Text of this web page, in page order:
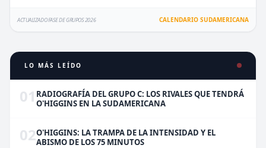
ACTUALIZADO FASE DE GRUPOS 2026 CALENDARIO SUDAMERICANA
LO MÁS LEÍDO
01 RADIOGRAFÍA DEL GRUPO C: LOS RIVALES QUE TENDRÁ
O'HIGGINS EN LA SUDAMERICANA
02O'HIGGINS: LA TRAMPA DE LA INTENSIDAD Y EL
ABISMO DE LOS 75 MINUTOS